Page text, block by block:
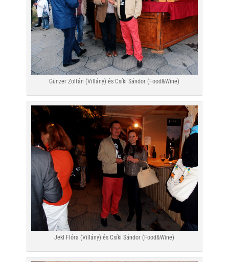
Günzer Zoltán (Villány) és Csíki Sándor (Food&Wine)
Jekl Flóra (Villány) és Csíki Sándor (Food&Wine)